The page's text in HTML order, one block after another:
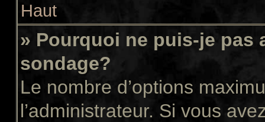
Haut
» Pourquoi ne puis-je pas
sondage?
Le nombre d’options
l’administrateur. Si vous